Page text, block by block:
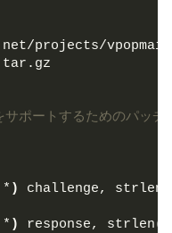
projects/
tar.gz
ポートするためのパッチ
* ) challenge, strlen
* ) response, strlen(